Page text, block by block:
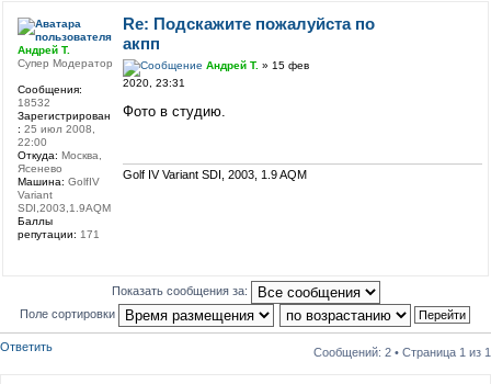
Re: Подскажите пожалуйста по
акпп
Андрей Т. » 15 фев
2020, 23:31
Фото в студию.
Golf IV Variant SDI, 2003, 1.9 AQM
Андрей Т.
Супер Модератор
Сообщения:
18532
Зарегистрирован
: 25 июл 2008,
22:00
Откуда: Москва,
Ясенево
Машина: GolfIV
Variant
SDI,2003,1.9AQM
Баллы
репутации: 171
Показать сообщения за:
Поле сортировки
Ответить Сообщений: 2 • Страница 1 из 1